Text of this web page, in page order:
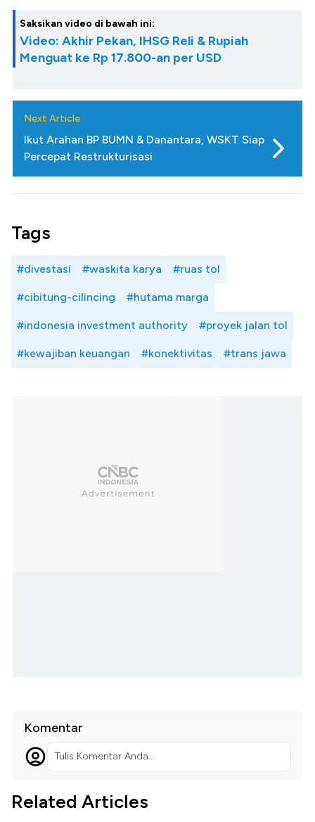
Saksikan video di bawah ini:
Video: Akhir Pekan, IHSG Reli & Rupiah
Menguat ke Rp 17.800-an per USD
Next Article
Ikut Arahan BP BUMN & Danantara, WSKT Siap
Percepat Restrukturisasi
Tags
#divestasi #waskita karya #ruas tol
#cibitung-cilincing #hutama marga
#indonesia investment authority #proyek jalan tol
#kewajiban keuangan #konektivitas #trans jawa
Komentar
Tulis Komentar Anda...
Related Articles